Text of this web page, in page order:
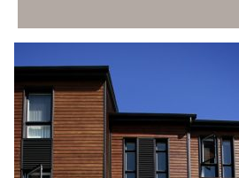
LAC-SAINT-
915, boul. Saint-Joseph
(Québec)Canada